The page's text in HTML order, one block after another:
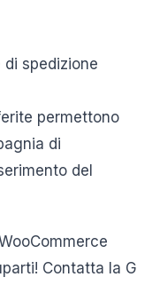
di spedizione
permettono
di
del
Contatta la G